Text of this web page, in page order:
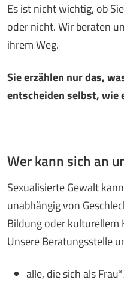
Es ist nicht wichtig, ob
oder nicht. Wir beraten
ihrem Weg.
Sie erzählen nur das,
entscheiden selbst, wie
Wer kann sich an
Sexualisierte Gewalt
unabhängig von
Bildung oder kulturellem
Unsere Beratungsstelle
alle, die sich als